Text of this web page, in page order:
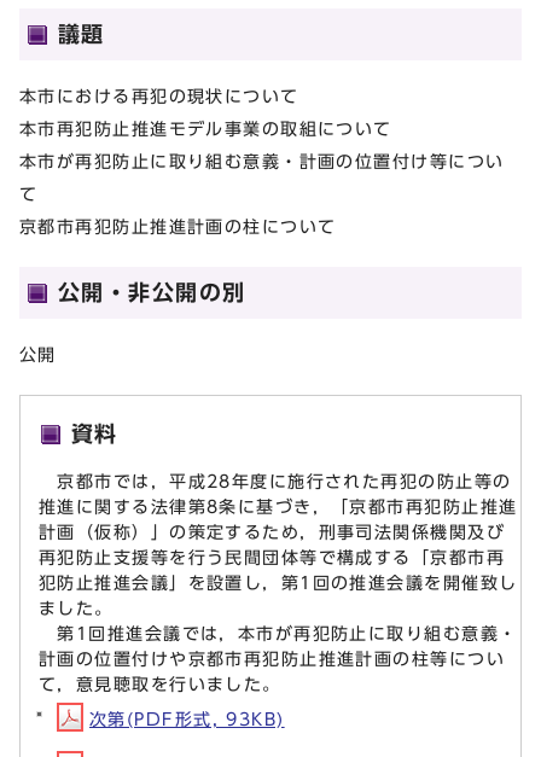
議題
本市における再犯の現状について
本市再犯防止推進モデル事業の取組について
本市が再犯防止に取り組む意義・計画の位置付け等につい
て
京都市再犯防止推進計画の柱について
公開・非公開の別
公開
資料
京都市では，平成28年度に施行された再犯の防止等の
推進に関する法律第8条に基づき，「京都市再犯防止推進
計画（仮称）」の策定するため，刑事司法関係機関及び
再犯防止支援等を行う民間団体等で構成する「京都市再
犯防止推進会議」を設置し，第1回の推進会議を開催致し
ました。
第1回推進会議では，本市が再犯防止に取り組む意義・
計画の位置付けや京都市再犯防止推進計画の柱等につい
て，意見聴取を行いました。
次第(PDF形式, 93KB)